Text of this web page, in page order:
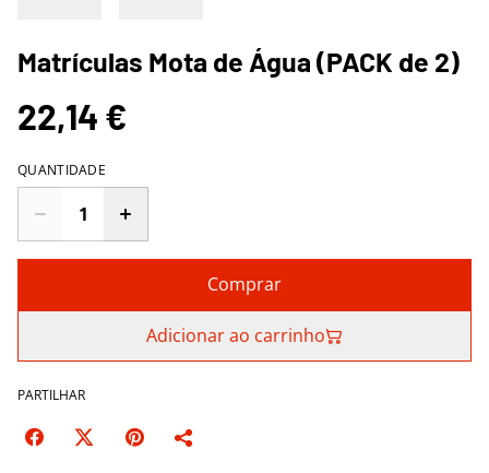
Matrículas Mota de Água (PACK de 2)
22,14 €
QUANTIDADE
Comprar
Adicionar ao carrinho
PARTILHAR